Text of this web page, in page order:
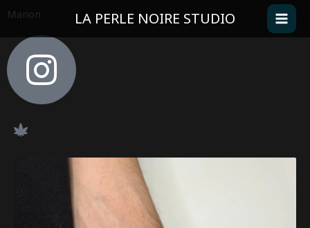
Aller
contenu
LA PERLE NOIRE STUDIO
Manon